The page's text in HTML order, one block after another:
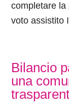
completare la
voto assistito
Bilancio
una